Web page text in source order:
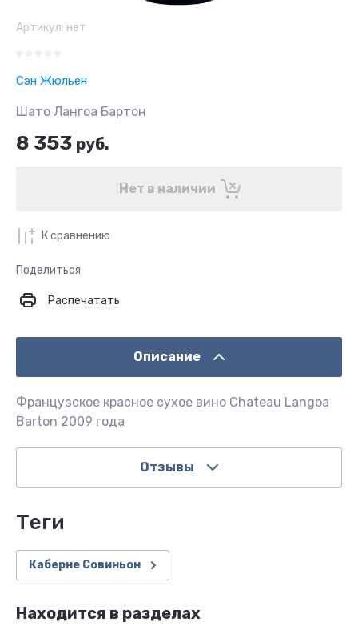
Артикул: нет
Сэн Жюльен
Шато Лангоа Бартон
8 353 руб.
Нет в наличии
К сравнению
Поделиться
Распечатать
Описание
Французское красное сухое вино Chateau Langoa
Barton 2009 года
Отзывы
теги
Каберне Совиньон
Находится в разделах